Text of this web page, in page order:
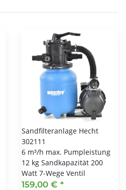
Sandfilteranlage Hecht
302111
6 m³/h max. Pumpleistung
12 kg Sandkapazität 200
Watt 7-Wege Ventil
159,00 € *